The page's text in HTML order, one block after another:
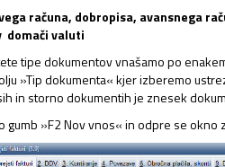
NAJEMNINE,…
računa, dobropisa, avansnega
domači valuti
tipe dokumentov vnašamo po
»Tip dokumenta« kjer izberemo
in storno dokumentih je znesek
gumb »F2 Nov vnos« in odpre se okno